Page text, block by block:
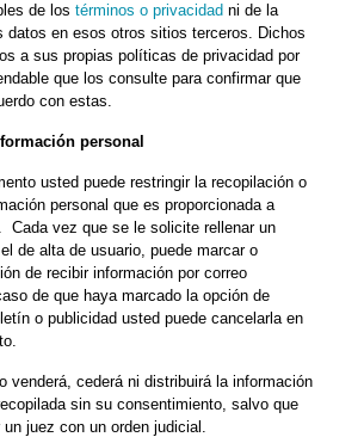
de los términos o privacidad ni de la
datos en esos otros sitios terceros. Dichos
a sus propias políticas de privacidad por
que los consulte para confirmar que
con estas.
personal
usted puede restringir la recopilación o
personal que es proporcionada a
Cada vez que se le solicite rellenar un
de alta de usuario, puede marcar o
de recibir información por correo
de que haya marcado la opción de
o publicidad usted puede cancelarla en
venderá, cederá ni distribuirá la información
sin su consentimiento, salvo que
un juez con un orden judicial.